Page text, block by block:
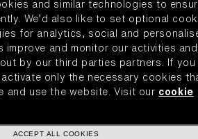
and similar technologies to
We’d also like to set optional
for analytics, social and
improve and monitor our activities and
by our third parties partners.
If you
activate only the necessary cookies
and use the website.
Visit our cookie
ACCEPT ALL COOKIES